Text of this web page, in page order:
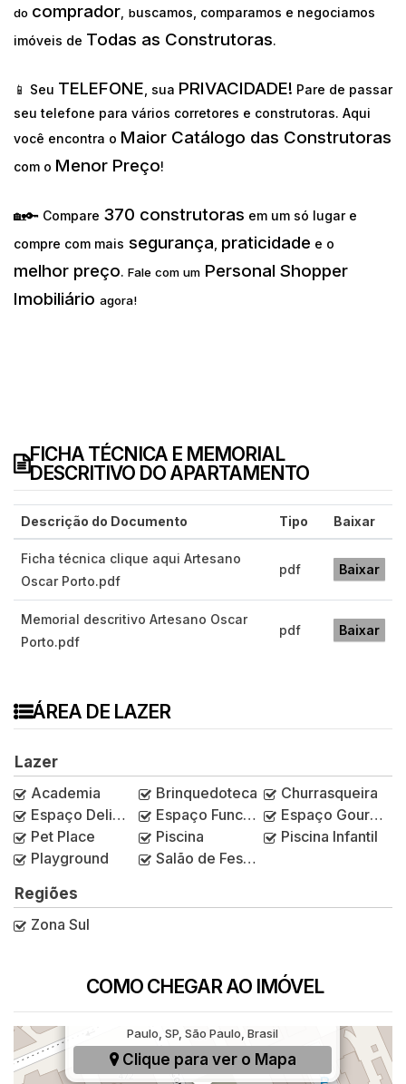
do comprador, buscamos, comparamos e negociamos
imóveis de Todas as Construtoras.
📱 Seu TELEFONE , sua PRIVACIDADE! Pare de passar
seu telefone para vários corretores e construtoras. Aqui
você encontra o Maior Catálogo das Construtoras
com o Menor Preço!
🏡🔑 Compare 370 construtoras em um só lugar e
compre com mais segurança praticidade e o
melhor preço. Fale com um Personal Shopper
Imobiliário agora!
FICHA TÉCNICA E MEMORIAL
DESCRITIVO DO APARTAMENTO
Descrição do Documento Tipo Baixar
Ficha técnica clique aqui Artesano
Oscar Porto.pdf
pdf Baixar
Memorial descritivo Artesano Oscar
Porto.pdf
pdf Baixar
ÁREA DE LAZER
Lazer
Academia
Brinquedoteca
Churrasqueira
Espaço Delivery
Espaço Funcional
Espaço Gourmet
Pet Place
Piscina
Piscina Infantil
Playground
Salão de Festas
Regiões
Zona Sul
COMO CHEGAR AO IMÓVEL
Rua Coronel Oscar Porto, 507, Paraíso, São
Paulo, SP, São Paulo, Brasil
Clique para ver o Mapa